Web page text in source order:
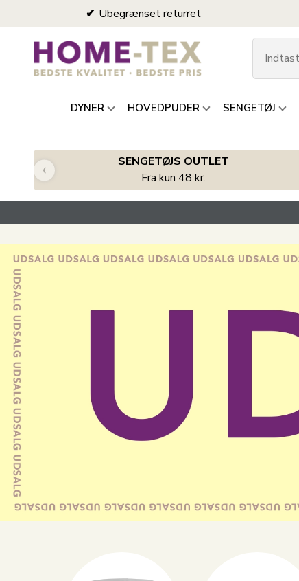
Ubegrænset returret
DYNER HOVEDPUDER SENGETØJ
SENGETØJS OUTLET
Fra kun 48 kr.
‹